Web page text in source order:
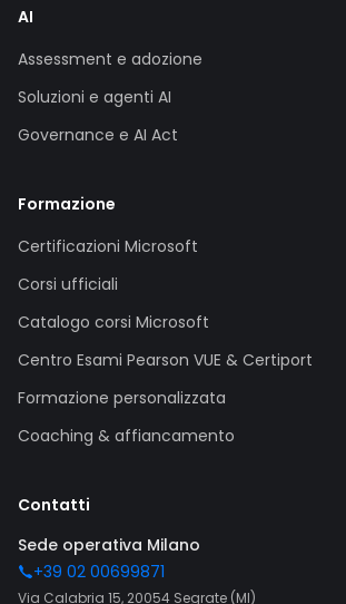
AI
Assessment e adozione
Soluzioni e agenti AI
Governance e AI Act
Formazione
Certificazioni Microsoft
Corsi ufficiali
Catalogo corsi Microsoft
Centro Esami Pearson VUE & Certiport
Formazione personalizzata
Coaching & affiancamento
Contatti
Sede operativa Milano
+39 02 00699871
Via Calabria 15, 20054 Segrate (MI)